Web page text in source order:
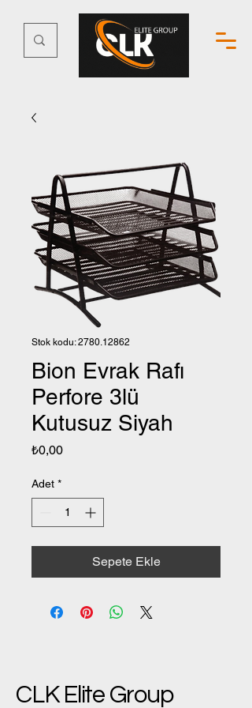
Stok kodu: 2780.12862
Bion Evrak Rafı
Perfore 3lü
Kutusuz Siyah
₺0,00Fiyat
Adet *
Sepete Ekle
CLK Elite Group